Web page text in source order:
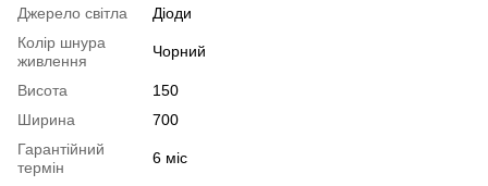
Джерело світла
Діоди
Колір шнура
живлення
Чорний
Висота
150
Ширина
700
Гарантійний
термін
6 міс